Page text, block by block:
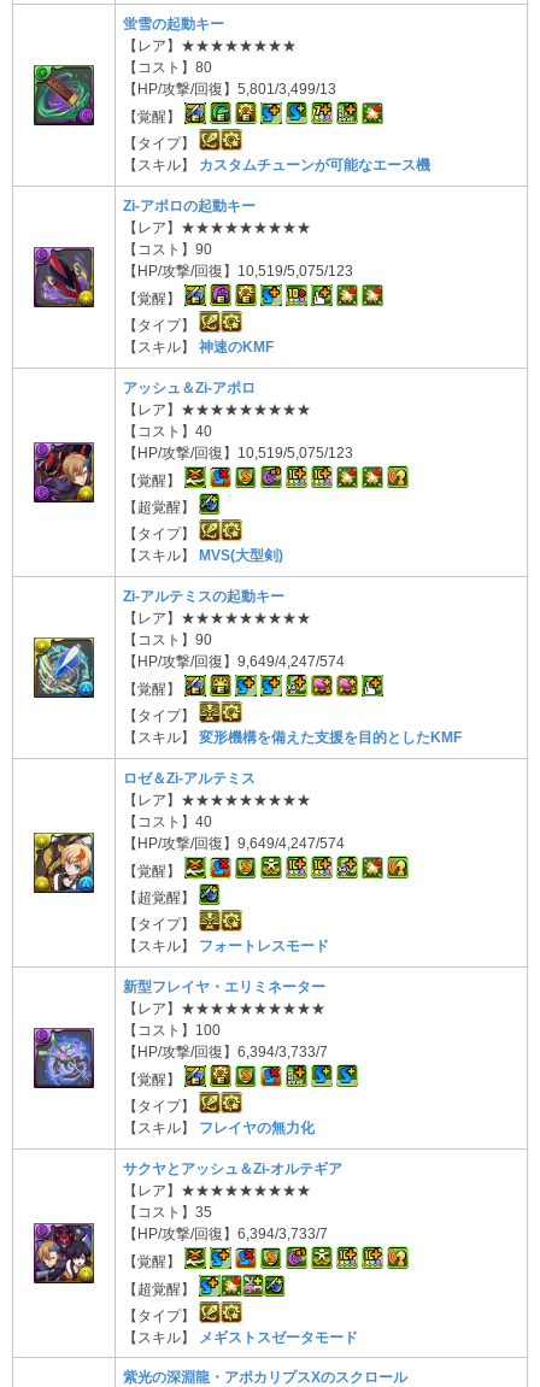
蛍雪の起動キー
【レア】★★★★★★★★
【コスト】80
【HP/攻撃/回復】5,801/3,499/13
【覚醒】
【タイプ】
【スキル】 カスタムチューンが可能なエース機
Zi-アポロの起動キー
【レア】★★★★★★★★★
【コスト】90
【HP/攻撃/回復】10,519/5,075/123
【覚醒】
【タイプ】
【スキル】 神速のKMF
アッシュ＆Zi-アポロ
【レア】★★★★★★★★★
【コスト】40
【HP/攻撃/回復】10,519/5,075/123
【覚醒】
【超覚醒】
【タイプ】
【スキル】
MVS(大型剣)
Zi-アルテミスの起動キー
【レア】★★★★★★★★★
【コスト】90
【HP/攻撃/回復】9,649/4,247/574
【覚醒】
【タイプ】
【スキル】 変形機構を備えた支援を目的としたKMF
ロゼ＆Zi-アルテミス
【レア】★★★★★★★★★
【コスト】40
【HP/攻撃/回復】9,649/4,247/574
【覚醒】
【超覚醒】
【タイプ】
【スキル】 フォートレスモード
新型フレイヤ・エリミネーター
【レア】★★★★★★★★★★
【コスト】100
【HP/攻撃/回復】6,394/3,733/7
【覚醒】
【タイプ】
【スキル】 フレイヤの無力化
サクヤとアッシュ＆Zi-オルテギア
【レア】★★★★★★★★★
【コスト】35
【HP/攻撃/回復】6,394/3,733/7
【覚醒】
【超覚醒】
【タイプ】
【スキル】
メギストスゼータモード
紫光の深淵龍・アポカリプスXのスクロール